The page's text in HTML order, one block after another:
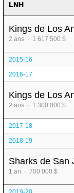
LNH
Kings de Los
2 ans · 1 617 500 $
2015-16
2016-17
Kings de Los
2 ans · 1 300 000 $
2017-18
2018-19
Sharks de San
1 an · 700 000 $